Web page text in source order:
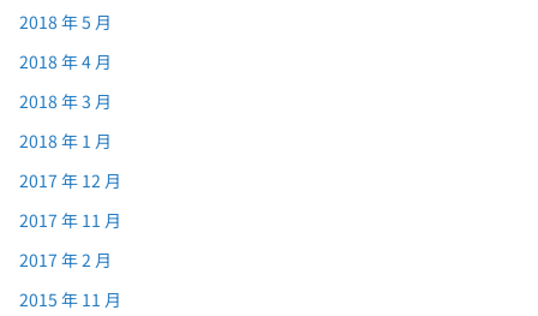
2018 年 5 月
2018 年 4 月
2018 年 3 月
2018 年 1 月
2017 年 12 月
2017 年 11 月
2017 年 2 月
2015 年 11 月